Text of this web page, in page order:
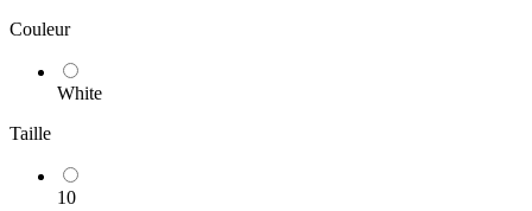
Couleur
White
Taille
10